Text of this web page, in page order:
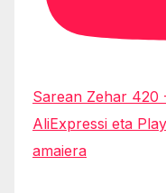
Sarean Zehar 420
AliExpressi eta
amaiera